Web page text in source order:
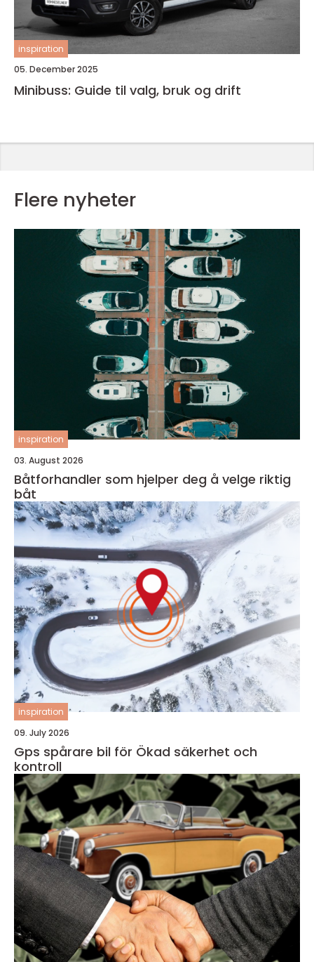
inspiration
05. December 2025
Minibuss: Guide til valg, bruk og drift
Flere nyheter
inspiration
03. August 2026
Båtforhandler som hjelper deg å velge riktig
båt
inspiration
09. July 2026
Gps spårare bil för Ökad säkerhet och
kontroll